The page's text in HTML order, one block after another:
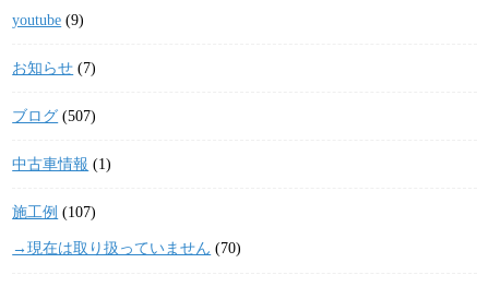
youtube (9)
お知らせ (7)
ブログ (507)
中古車情報 (1)
施工例 (107)
→現在は取り扱っていません (70)